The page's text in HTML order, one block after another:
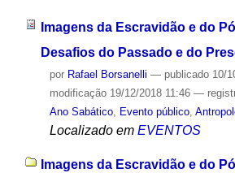
Imagens da Escravidão e do
Desafios do Passado e do
por Rafael Borsanelli — publicado10/
modificação19/12/2018 11:46 —
Ano Sabático, Evento público,
Localizado em EVENTOS
Imagens da Escravidão e do